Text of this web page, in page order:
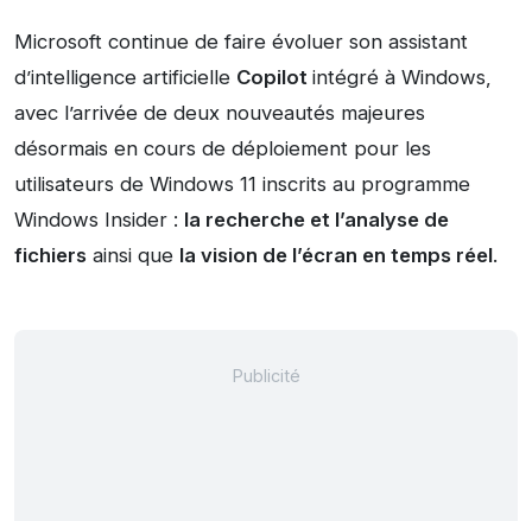
Microsoft continue de faire évoluer son assistant
d’intelligence artificielle Copilot intégré à Windows,
avec l’arrivée de deux nouveautés majeures
désormais en cours de déploiement pour les
utilisateurs de Windows 11 inscrits au programme
Windows Insider : la recherche et l’analyse de
fichiers ainsi que la vision de l’écran en temps réel.